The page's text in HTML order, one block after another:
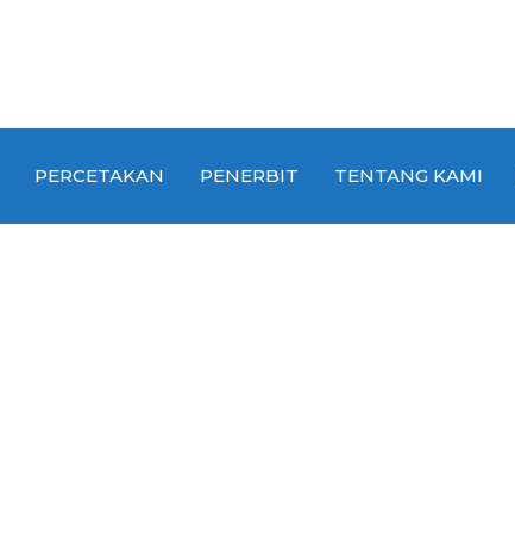
PERCETAKAN PENERBIT TENTANG KAMI